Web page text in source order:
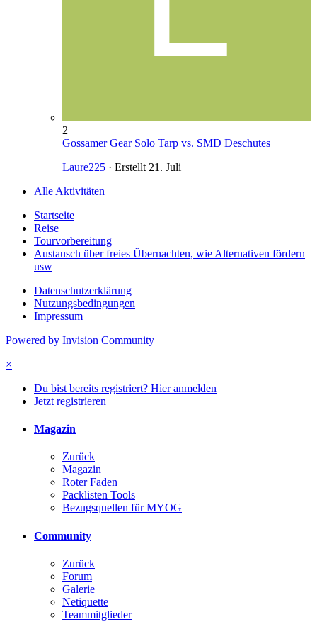
2
Gossamer Gear Solo Tarp vs. SMD Deschutes
Laure225 · Erstellt 21. Juli
Alle Aktivitäten
Startseite
Reise
Tourvorbereitung
Austausch über freies Übernachten, wie Alternativen fördern
usw
Datenschutzerklärung
Nutzungsbedingungen
Impressum
Powered by Invision Community
×
Du bist bereits registriert? Hier anmelden
Jetzt registrieren
Magazin
Zurück
Magazin
Roter Faden
Packlisten Tools
Bezugsquellen für MYOG
Community
Zurück
Forum
Galerie
Netiquette
Teammitglieder